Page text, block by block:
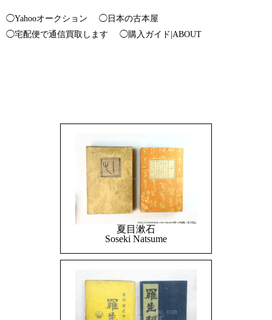
◯Yahooオークション
◯日本の古本屋
◯宅配便で通信買取します
◯購入ガイド|ABOUT
夏目漱石
Soseki Natsume